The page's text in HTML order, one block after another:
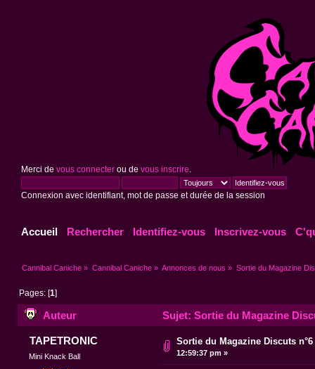
Merci de vous connecterou de vous inscrire
Connexion avec identifiant, mot de passe et durée de la session
Accueil Rechercher Identifiez-vous Inscrivez-vous
Cannibal Caniche » Cannibal Caniche» Annonces de nous » Sortie du Magazine
Pages: [1]
Auteur Sujet: Sortie du Magazine
TAPETRONIC
Mini Knack Ball
Sortie du Magazine Discuts
12:59:37 pm »